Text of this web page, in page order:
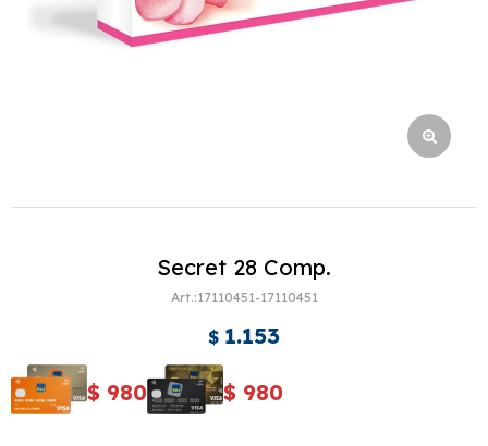
Secret 28 Comp.
17110451-17110451
$ 1.153
$ 980 $ 980